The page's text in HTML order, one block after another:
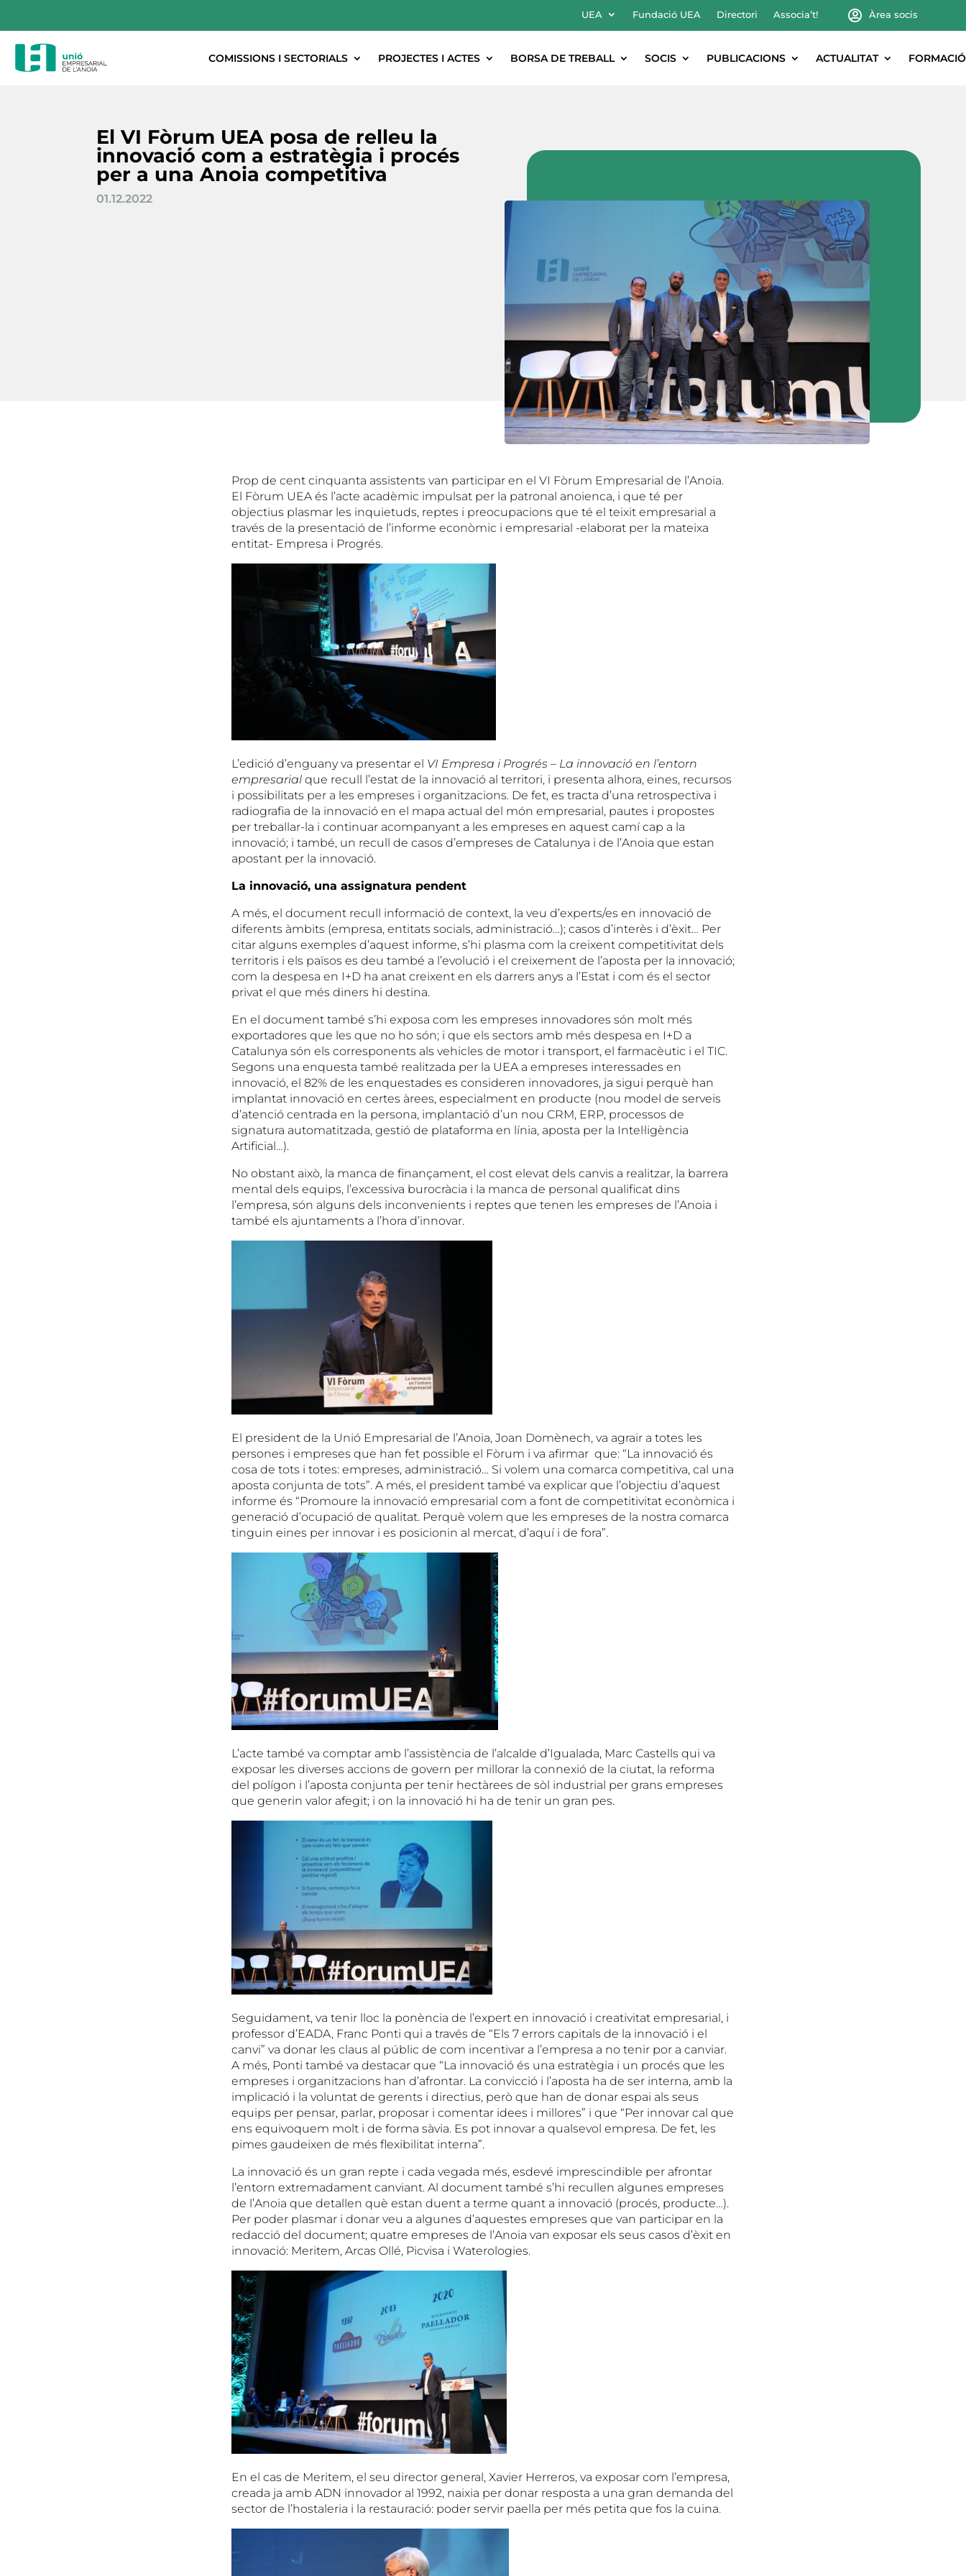
UEA Fundació UEA Directori Associa’t! Àrea socis
COMISSIONS I SECTORIALS PROJECTES I ACTES BORSA DE TREBALL SOCIS PUBLICACIONS ACTUALITAT FORMACIÓ
El VI Fòrum UEA posa de relleu la
innovació com a estratègia i procés
per a una Anoia competitiva
01.12.2022
Prop de cent cinquanta assistents van participar en el VI Fòrum Empresarial de l’Anoia.
El Fòrum UEA és l’acte acadèmic impulsat per la patronal anoienca, i que té per
objectius plasmar les inquietuds, reptes i preocupacions que té el teixit empresarial a
través de la presentació de l’informe econòmic i empresarial -elaborat per la mateixa
entitat- Empresa i Progrés.
L’edició d’enguany va presentar el VI Empresa i Progrés – La innovació en l’entorn
empresarial que recull l’estat de la innovació al territori, i presenta alhora, eines, recursos
i possibilitats per a les empreses i organitzacions. De fet, es tracta d’una retrospectiva i
radiografia de la innovació en el mapa actual del món empresarial, pautes i propostes
per treballar-la i continuar acompanyant a les empreses en aquest camí cap a la
innovació; i també, un recull de casos d’empreses de Catalunya i de l’Anoia que estan
apostant per la innovació.
La innovació, una assignatura pendent
A més, el document recull informació de context, la veu d’experts/es en innovació de
diferents àmbits (empresa, entitats socials, administració…); casos d’interès i d’èxit… Per
citar alguns exemples d’aquest informe, s’hi plasma com la creixent competitivitat dels
territoris i els països es deu també a l’evolució i el creixement de l’aposta per la innovació;
com la despesa en I+D ha anat creixent en els darrers anys a l’Estat i com és el sector
privat el que més diners hi destina.
En el document també s’hi exposa com les empreses innovadores són molt més
exportadores que les que no ho són; i que els sectors amb més despesa en I+D a
Catalunya són els corresponents als vehicles de motor i transport, el farmacèutic i el TIC.
Segons una enquesta també realitzada per la UEA a empreses interessades en
innovació, el 82% de les enquestades es consideren innovadores, ja sigui perquè han
implantat innovació en certes àrees, especialment en producte (nou model de serveis
d’atenció centrada en la persona, implantació d’un nou CRM, ERP, processos de
signatura automatitzada, gestió de plataforma en línia, aposta per la Intel·ligència
Artificial…).
No obstant això, la manca de finançament, el cost elevat dels canvis a realitzar, la barrera
mental dels equips, l’excessiva burocràcia i la manca de personal qualificat dins
l’empresa, són alguns dels inconvenients i reptes que tenen les empreses de l’Anoia i
també els ajuntaments a l’hora d’innovar.
El president de la Unió Empresarial de l’Anoia, Joan Domènech, va agrair a totes les
persones i empreses que han fet possible el Fòrum i va afirmar que: “La innovació és
cosa de tots i totes: empreses, administració… Si volem una comarca competitiva, cal una
aposta conjunta de tots”. A més, el president també va explicar que l’objectiu d’aquest
informe és “Promoure la innovació empresarial com a font de competitivitat econòmica i
generació d’ocupació de qualitat. Perquè volem que les empreses de la nostra comarca
tinguin eines per innovar i es posicionin al mercat, d’aquí i de fora”.
L’acte també va comptar amb l’assistència de l’alcalde d’Igualada, Marc Castells qui va
exposar les diverses accions de govern per millorar la connexió de la ciutat, la reforma
del polígon i l’aposta conjunta per tenir hectàrees de sòl industrial per grans empreses
que generin valor afegit; i on la innovació hi ha de tenir un gran pes.
Seguidament, va tenir lloc la ponència de l’expert en innovació i creativitat empresarial, i
professor d’EADA, Franc Ponti qui a través de “Els 7 errors capitals de la innovació i el
canvi” va donar les claus al públic de com incentivar a l’empresa a no tenir por a canviar.
A més, Ponti també va destacar que “La innovació és una estratègia i un procés que les
empreses i organitzacions han d’afrontar. La convicció i l’aposta ha de ser interna, amb la
implicació i la voluntat de gerents i directius, però que han de donar espai als seus
equips per pensar, parlar, proposar i comentar idees i millores” i que “Per innovar cal que
ens equivoquem molt i de forma sàvia. Es pot innovar a qualsevol empresa. De fet, les
pimes gaudeixen de més flexibilitat interna”.
La innovació és un gran repte i cada vegada més, esdevé imprescindible per afrontar
l’entorn extremadament canviant. Al document també s’hi recullen algunes empreses
de l’Anoia que detallen què estan duent a terme quant a innovació (procés, producte…).
Per poder plasmar i donar veu a algunes d’aquestes empreses que van participar en la
redacció del document; quatre empreses de l’Anoia van exposar els seus casos d’èxit en
innovació: Meritem, Arcas Ollé, Picvisa i Waterologies.
En el cas de Meritem, el seu director general, Xavier Herreros, va exposar com l’empresa,
creada ja amb ADN innovador al 1992, naixia per donar resposta a una gran demanda del
sector de l’hostaleria i la restauració: poder servir paella per més petita que fos la cuina.